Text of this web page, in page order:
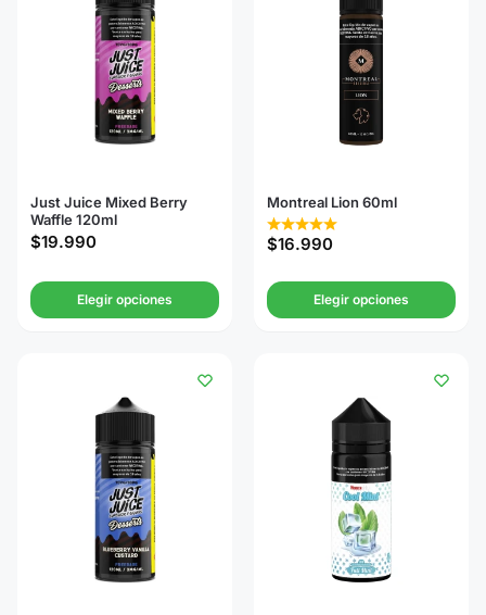
Just Juice Mixed Berry
Waffle 120ml
$19.990
Elegir opciones
Montreal Lion 60ml
$16.990
Elegir opciones